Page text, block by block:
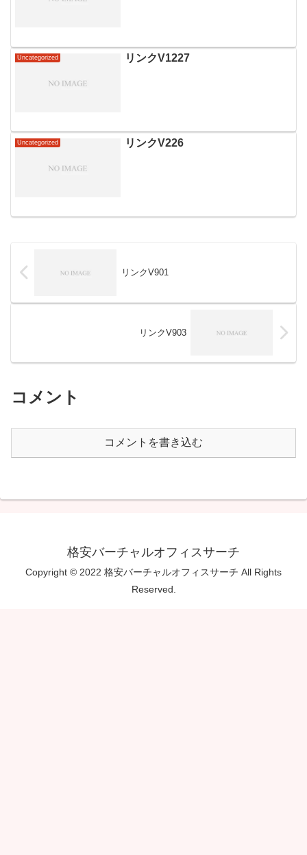
Uncategorized リンクV1227
Uncategorized リンクV226
リンクV901
リンクV903
コメント
コメントを書き込む
格安バーチャルオフィスサーチ
Copyright © 2022 格安バーチャルオフィスサーチ All Rights
Reserved.